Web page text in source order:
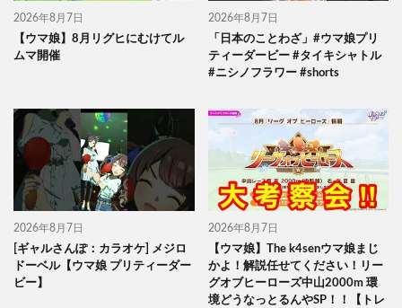
2026年8月7日
【ウマ娘】8月リグヒにむけてル
ムマ開催
2026年8月7日
「日本のことわざ」#ウマ娘プリ
ティーダービー #タイキシャトル
#ニシノフラワー #shorts
2026年8月7日
[ギャルさんぽ：カラオケ] メジロ
ドーベル【ウマ娘 プリティーダー
ビー】
2026年8月7日
【ウマ娘】The k4senウマ娘まじ
かよ！解説任せてください！リー
グオブヒーローズ中山2000m 環
境どうなっとるんやSP！！【トレ